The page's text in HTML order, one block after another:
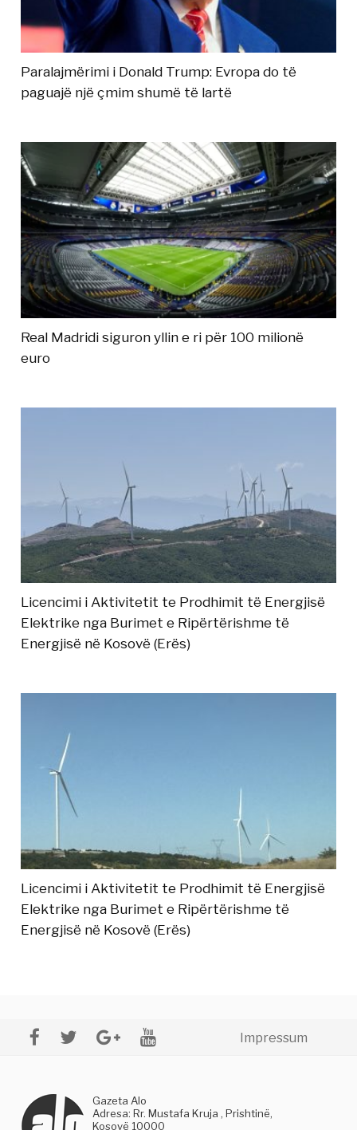
Paralajmërimi i Donald Trump: Evropa do të
paguajë një çmim shumë të lartë
Real Madridi siguron yllin e ri për 100 milionë
euro
Licencimi i Aktivitetit te Prodhimit të Energjisë
Elektrike nga Burimet e Ripërtërishme të
Energjisë në Kosovë (Erës)
Licencimi i Aktivitetit te Prodhimit të Energjisë
Elektrike nga Burimet e Ripërtërishme të
Energjisë në Kosovë (Erës)
Impressum
Gazeta Alo
Adresa: Rr. Mustafa Kruja , Prishtinë,
Kosovë 10000